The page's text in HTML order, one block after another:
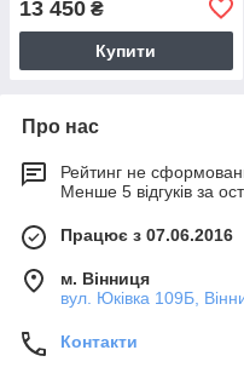
13 450 ₴
Купити
Про нас
Рейтинг не
Менше 5 відгуків за
Працює з 07.06.2016
м. Вінниця
вул. Юківка 109Б,
Контакти